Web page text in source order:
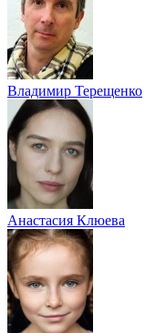
Владимир Терещенко
Анастасия Клюева